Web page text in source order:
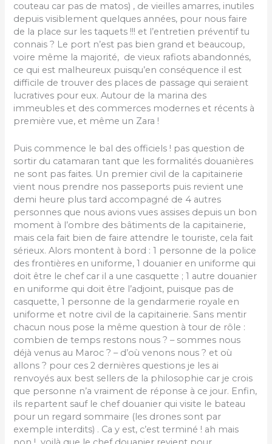
couteau car pas de matos) , de vieilles amarres, inutiles
depuis visiblement quelques années, pour nous faire
de la place sur les taquets !!! et l’entretien préventif tu
connais ? Le port n’est pas bien grand et beaucoup,
voire même la majorité, de vieux rafiots abandonnés,
ce qui est malheureux puisqu’en conséquence il est
difficile de trouver des places de passage qui seraient
lucratives pour eux. Autour de la marina des
immeubles et des commerces modernes et récents à
première vue, et même un Zara !
Puis commence le bal des officiels ! pas question de
sortir du catamaran tant que les formalités douanières
ne sont pas faites. Un premier civil de la capitainerie
vient nous prendre nos passeports puis revient une
demi heure plus tard accompagné de 4 autres
personnes que nous avions vues assises depuis un bon
moment à l’ombre des bâtiments de la capitainerie,
mais cela fait bien de faire attendre le touriste, cela fait
sérieux. Alors montent à bord : 1 personne de la police
des frontières en uniforme, 1 douanier en uniforme qui
doit être le chef car il a une casquette ; 1 autre douanier
en uniforme qui doit être l’adjoint, puisque pas de
casquette, 1 personne de la gendarmerie royale en
uniforme et notre civil de la capitainerie. Sans mentir
chacun nous pose la même question à tour de rôle :
combien de temps restons nous ? – sommes nous
déjà venus au Maroc ? – d’où venons nous ? et où
allons ? pour ces 2 dernières questions je les ai
renvoyés aux best sellers de la philosophie car je crois
que personne n’a vraiment de réponse à ce jour. Enfin,
ils repartent sauf le chef douanier qui visite le bateau
pour un regard sommaire (les drones sont par
exemple interdits) . Ca y est, c’est terminé ! ah mais